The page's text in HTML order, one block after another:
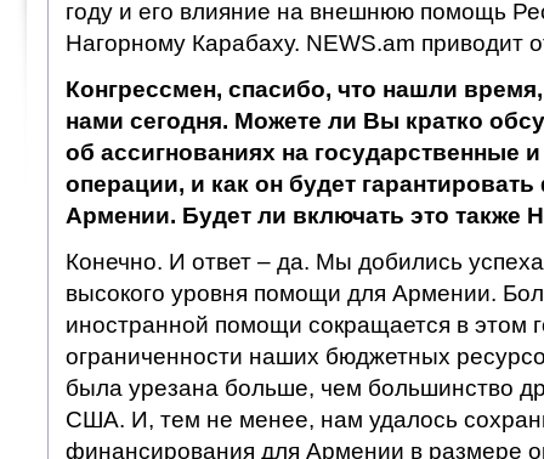
году и его влияние на внешнюю помощь
Нагорному Карабаху. NEWS.am приводит
Конгрессмен, спасибо, что нашли
нами сегодня. Можете ли Вы кратко
об ассигнованиях на государственные
операции, и как он будет
Армении. Будет ли включать это также
Конечно. И ответ – да. Мы добились
высокого уровня помощи для Армении.
иностранной помощи сокращается в этом
ограниченности наших бюджетных
была урезана больше, чем большинство
США. И, тем не менее, нам удалось
финансирования для Армении в размере